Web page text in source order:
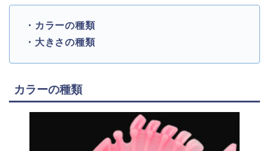
・カラーの種類
・大きさの種類
カラーの種類